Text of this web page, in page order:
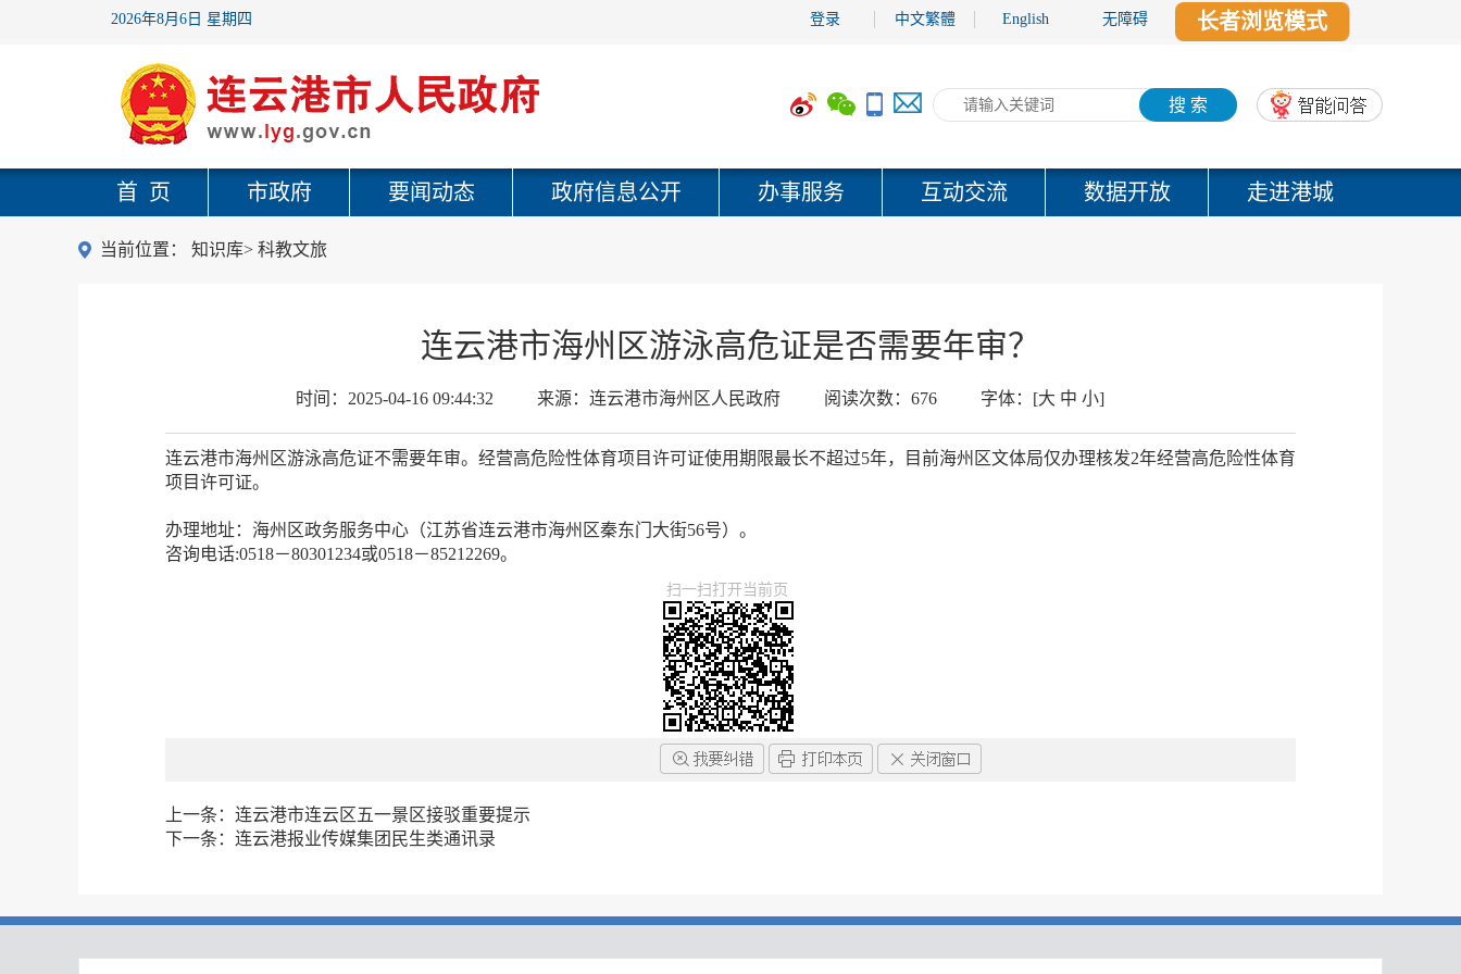
2026年8月6日 星期四 登录 中文繁體 English 无障碍 长者浏览模式
搜 索
首 页 市政府 要闻动态 政府信息公开 办事服务 互动交流 数据开放 走进港城
当前位置： 知识库> 科教文旅
连云港市海州区游泳高危证是否需要年审？
时间： 2025-04-16 09:44:32 来源： 连云港市海州区人民政府 阅读次数： 676 字体： [大 中 小]
连云港市海州区游泳高危证不需要年审。经营高危险性体育项目许可证使用期限最长不超过5年，目前海州区文体局仅办理核发2年经营高危险性体育
项目许可证。
办理地址：海州区政务服务中心（江苏省连云港市海州区秦东门大街56号）。
咨询电话:0518－80301234或0518－85212269。
扫一扫打开当前页
上一条： 连云港市连云区五一景区接驳重要提示
下一条： 连云港报业传媒集团民生类通讯录